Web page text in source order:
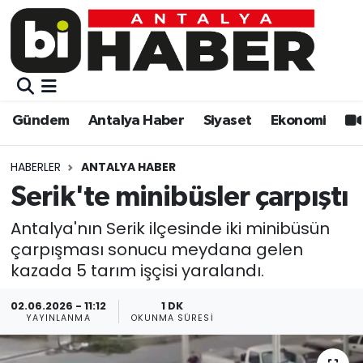
Gündem Antalya Haber Siyaset Ekonomi
HABERLER ANTALYA HABER
Serik'te minibüsler çarpıştı
Antalya'nın Serik ilçesinde iki minibüsün
çarpışması sonucu meydana gelen
kazada 5 tarım işçisi yaralandı.
02.06.2026 - 11:12
YAYINLANMA
1 DK
OKUNMA SÜRESI
Gündem
Siyaset
Ekonomi
Video
Eğitim
Kültür-sanat
Sağlık
Gündem
Siyaset
Eğitim
Ekonomi
Kültür-sanat
Sağlık
Spor
Muratpaşa Nöbetçi Eczaneler
Muratpaşa Trafik Yoğunluk Haritası
Süper Lig Puan Durumu ve Fikstür
Tüm Manşetler
Son Dakika Haberleri
Haber Arşivi